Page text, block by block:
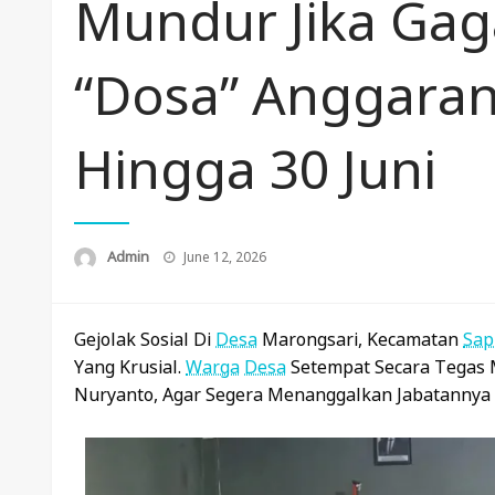
Mundur Jika
“Dosa”
Hingga 30 Juni
Admin
Posted
June 12, 2026
Gejolak Sosial Di Desa Marongsari, Kecamatan
Yang Krusial. Warga DesaSetempat Secara
Nuryanto, Agar Segera Menanggalkan